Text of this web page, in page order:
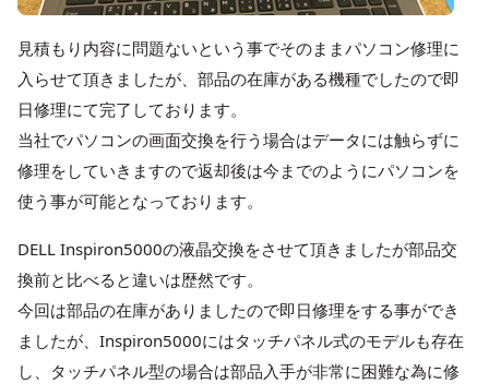
見積もり内容に問題ないという事でそのままパソコン修理に
入らせて頂きましたが、部品の在庫がある機種でしたので即
日修理にて完了しております。
当社でパソコンの画面交換を行う場合はデータには触らずに
修理をしていきますので返却後は今までのようにパソコンを
使う事が可能となっております。
DELL Inspiron5000の液晶交換をさせて頂きましたが部品交
換前と比べると違いは歴然です。
今回は部品の在庫がありましたので即日修理をする事ができ
ましたが、Inspiron5000にはタッチパネル式のモデルも存在
し、タッチパネル型の場合は部品入手が非常に困難な為に修